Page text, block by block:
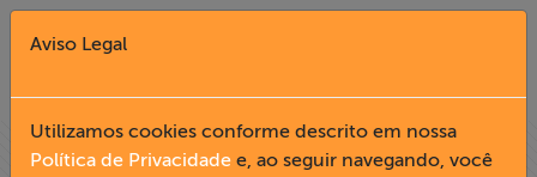
Fechar X
Aviso Legal
Utilizamos cookies conforme descrito em nossa
Política de Privacidade e, ao seguir navegando, você